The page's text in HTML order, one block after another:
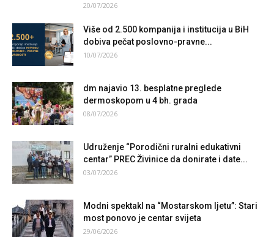
20/07/2026
Više od 2.500 kompanija i institucija u BiH
dobiva pečat poslovno-pravne...
10/07/2026
dm najavio 13. besplatne preglede
dermoskopom u 4 bh. grada
08/07/2026
Udruženje “Porodični ruralni edukativni
centar” PREC Živinice da donirate i date...
03/07/2026
Modni spektakl na “Mostarskom ljetu”: Stari
most ponovo je centar svijeta
29/06/2026